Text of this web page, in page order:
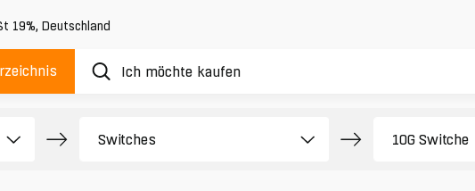
19%, Deutschland